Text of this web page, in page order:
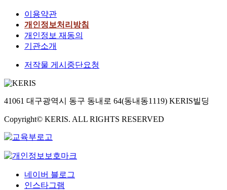
이용약관
개인정보처리방침
개인정보 재동의
기관소개
저작물 게시중단요청
41061 대구광역시 동구 동내로 64(동내동1119) KERIS빌딩
Copyright© KERIS. ALL RIGHTS RESERVED
네이버 블로그
인스타그램